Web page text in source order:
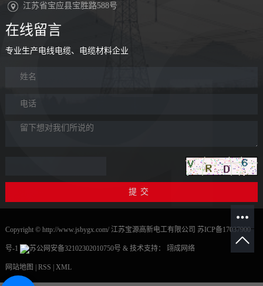
江苏省宝应县宝胜路588号
在线留言
专业生产电线电缆、电缆材料企业
Copyright © http://www.jsbygx.com/ 江苏宝源高新电工有限公司 苏ICP备17037900
号-1 苏公网安备32102302010750号 & 技术支持： 翊成网络
网站地图 RSS XML